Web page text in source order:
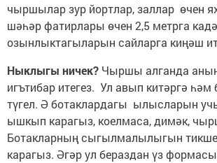
чыршылар зур йортлар, заллар өчен
шәһәр фатирлары өчен 2,5 метрга
озынлыктагыларын сайларга киңәш
Ныклыгы ничек? Чыршы алганда
игътибар итегез. Ул авып китәргә һәм
түгел. Ә ботаклардагы ылысларын
ышкып карагыз, коелмаса, димәк,
Ботакларның сыгылмалылыгын
карагыз. Әгәр ул бераздан үз